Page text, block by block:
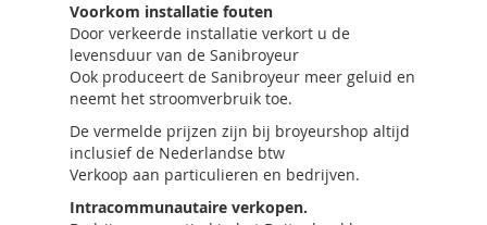
Voorkom installatie fouten
Door verkeerde installatie verkort u de
levensduur van de Sanibroyeur
Ook produceert de Sanibroyeur meer geluid en
neemt het stroomverbruik toe.
De vermelde prijzen zijn bij broyeurshop altijd
inclusief de Nederlandse btw
Verkoop aan particulieren en bedrijven.
Intracommunautaire verkopen.